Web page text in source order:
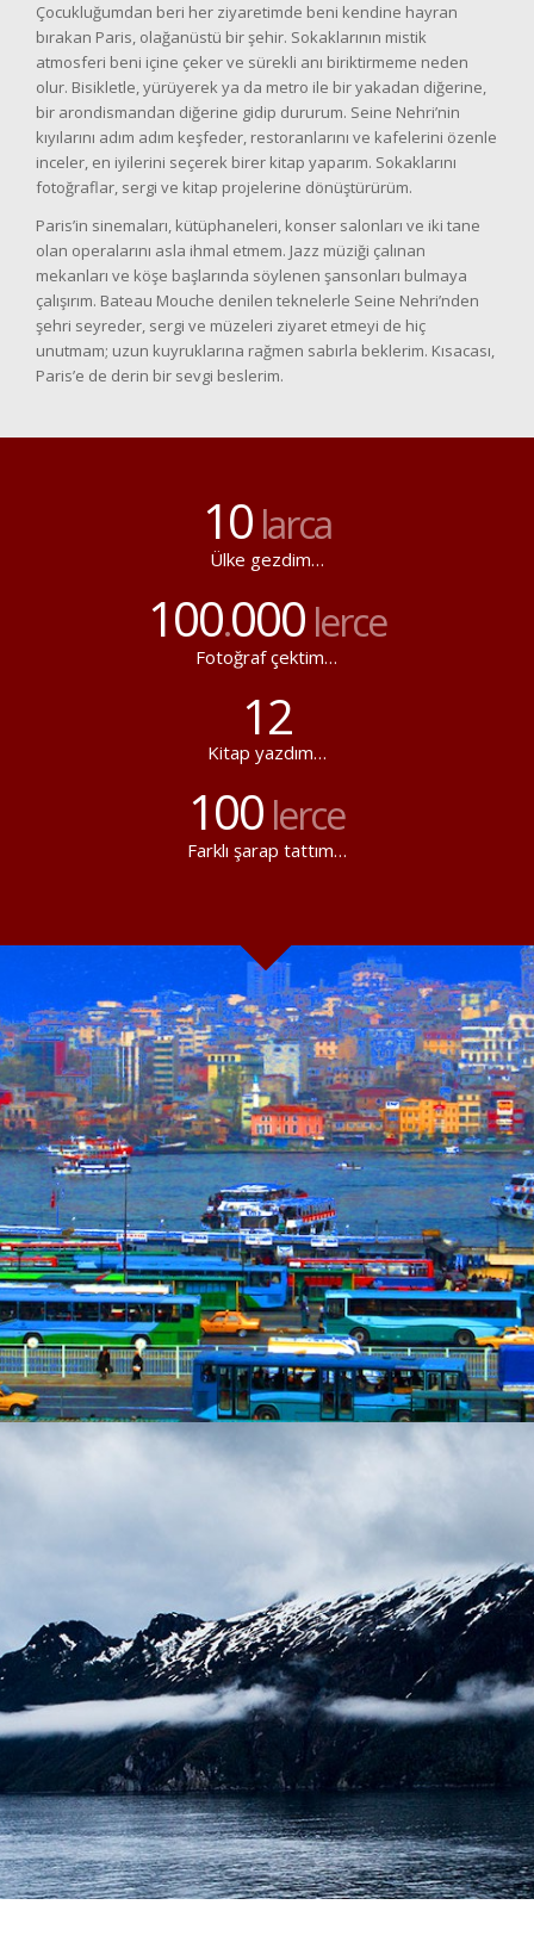
Çocukluğumdan beri her ziyaretimde beni kendine hayran
bırakan Paris, olağanüstü bir şehir. Sokaklarının mistik
atmosferi beni içine çeker ve sürekli anı biriktirmeme neden
olur. Bisikletle, yürüyerek ya da metro ile bir yakadan diğerine,
bir arondismandan diğerine gidip dururum. Seine Nehri’nin
kıyılarını adım adım keşfeder, restoranlarını ve kafelerini özenle
inceler, en iyilerini seçerek birer kitap yaparım. Sokaklarını
fotoğraflar, sergi ve kitap projelerine dönüştürürüm.
Paris’in sinemaları, kütüphaneleri, konser salonları ve iki tane
olan operalarını asla ihmal etmem. Jazz müziği çalınan
mekanları ve köşe başlarında söylenen şansonları bulmaya
çalışırım. Bateau Mouche denilen teknelerle Seine Nehri’nden
şehri seyreder, sergi ve müzeleri ziyaret etmeyi de hiç
unutmam; uzun kuyruklarına rağmen sabırla beklerim. Kısacası,
Paris’e de derin bir sevgi beslerim.
10larca
Ülke gezdim…
100.000lerce
Fotoğraf çektim…
12
Kitap yazdım…
100 lerce
Farklı şarap tattım…